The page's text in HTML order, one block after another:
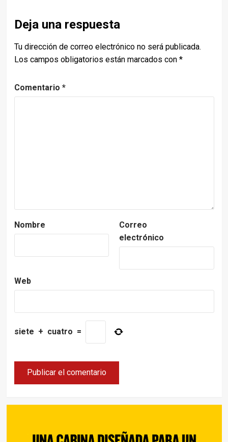
Deja una respuesta
Tu dirección de correo electrónico no será publicada.
Los campos obligatorios están marcados con *
Comentario *
Nombre
Correo
electrónico
Web
siete + cuatro =